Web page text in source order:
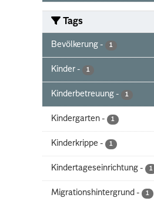
Tags
Bevölkerung - 1
Kinder - 1
Kinderbetreuung - 1
Kindergarten - 1
Kinderkrippe - 1
Kindertageseinrichtung - 1
Migrationshintergrund - 1